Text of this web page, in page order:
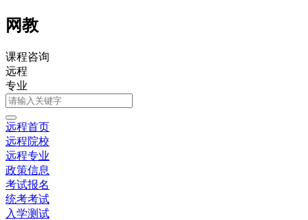
网教
课程咨询
远程
专业
远程首页
远程院校
远程专业
政策信息
考试报名
统考考试
入学测试